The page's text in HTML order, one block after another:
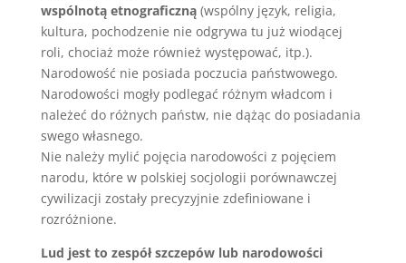
wspólnotą etnograficzną (wspólny język, religia,
kultura, pochodzenie nie odgrywa tu już wiodącej
roli, chociaż może również występować, itp.).
Narodowość nie posiada poczucia państwowego.
Narodowości mogły podlegać różnym władcom i
należeć do różnych państw, nie dążąc do posiadania
swego własnego.
Nie należy mylić pojęcia narodowości z pojęciem
narodu, które w polskiej socjologii porównawczej
cywilizacji zostały precyzyjnie zdefiniowane i
rozróżnione.
Lud jest to zespół szczepów lub narodowości